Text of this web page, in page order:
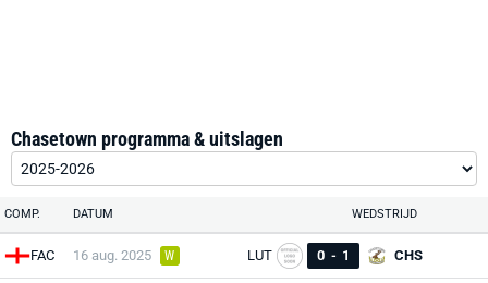
Chasetown programma & uitslagen
COMP. DATUM WEDSTRIJD
FAC 16 aug. 2025 W LUT 0 - 1 CHS